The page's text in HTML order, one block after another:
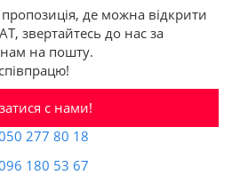
де можна відкрити
звертайтесь до нас за
на пошту.
с нами!
277 80 18
180 53 67